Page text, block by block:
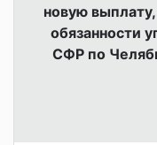
новую
обязанности
СФР по